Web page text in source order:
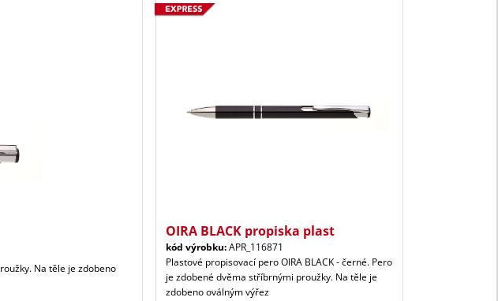
Na těle je zdobeno
OIRA BLACK propiska plast
kód výrobku:APR_116871
Plastové propisovací pero OIRA BLACK - černé. Pero
je zdobené dvěma stříbrnými proužky. Na těle je
zdobeno oválným výřez